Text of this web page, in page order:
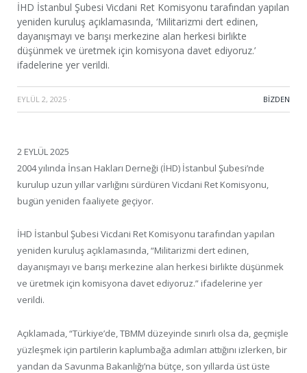
İHD İstanbul Şubesi Vicdani Ret Komisyonu tarafından yapılan
yeniden kuruluş açıklamasında, ‘Militarizmi dert edinen,
dayanışmayı ve barışı merkezine alan herkesi birlikte
düşünmek ve üretmek için komisyona davet ediyoruz.’
ifadelerine yer verildi.
EYLÜL 2, 2025 · BIZDEN
2 EYLÜL 2025
2004 yılında İnsan Hakları Derneği (İHD) İstanbul Şubesi’nde
kurulup uzun yıllar varlığını sürdüren Vicdani Ret Komisyonu,
bugün yeniden faaliyete geçiyor.
İHD İstanbul Şubesi Vicdani Ret Komisyonu tarafından yapılan
yeniden kuruluş açıklamasında, “Militarizmi dert edinen,
dayanışmayı ve barışı merkezine alan herkesi birlikte düşünmek
ve üretmek için komisyona davet ediyoruz.” ifadelerine yer
verildi.
Açıklamada, “Türkiye’de, TBMM düzeyinde sınırlı olsa da, geçmişle
yüzleşmek için partilerin kaplumbağa adımları attığını izlerken, bir
yandan da Savunma Bakanlığı’na bütçe, son yıllarda üst üste